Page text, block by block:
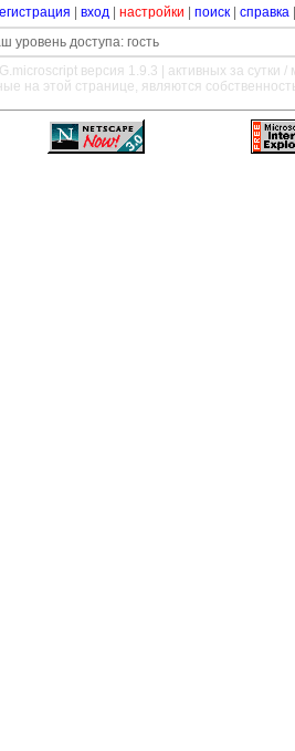
вход настройки поиск справка
уровень доступа: гость
версия 1.9.3 | активных за сутки /
на этой странице, являются
————————————————